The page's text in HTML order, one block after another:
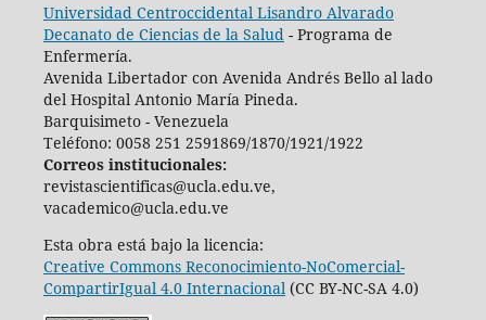
Universidad Centroccidental Lisandro Alvarado
Decanato de Ciencias de la Salud - Programa de
Enfermería.
Avenida Libertador con Avenida Andrés Bello al lado
del Hospital Antonio María Pineda.
Barquisimeto - Venezuela
Teléfono: 0058 251 2591869/1870/1921/1922
Correos institucionales:
revistascientificas@ucla.edu.ve,
vacademico@ucla.edu.ve
Esta obra está bajo la licencia:
Creative Commons Reconocimiento-NoComercial-
CompartirIgual 4.0 Internacional (CC BY-NC-SA 4.0)